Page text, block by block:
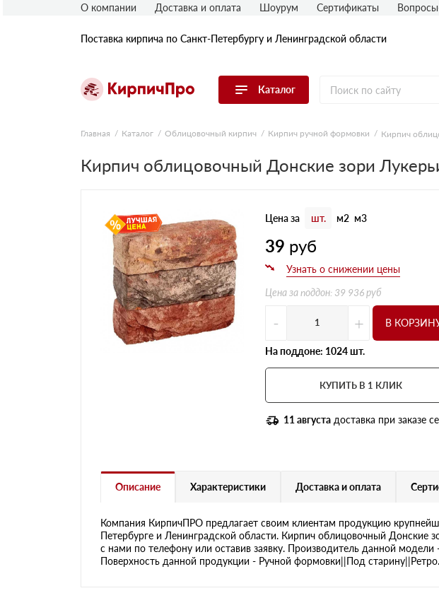
Поставка кирпича по Санкт-Петербургу и Ленинградской области
Каталог
Перейти в каталог
Строительный (рядовой) кирпич
Фасадная плитка, камень, декор
Печной кирпич
Брусчатка и мощение
Кладочные смеси
Рядовой кирпич
Полнотелый
О компании Доставка и оплата Шоурум Сертификаты
Главная Каталог Облицовочный кирпич Кирпич ручной формовки Кирпич
Кирпич облицовочный Донские зори
Цена за шт. м2 м3
39 руб
Цена за поддон: 39 936 руб
- + В
На поддоне: 1024 шт.
КУПИТЬ В 1 КЛИК
11 августа доставка при заказе
Описание Характеристики Доставка и оплата
Компания КирпичПРО предлагает своим клиентам продукцию
Петербурге и Ленинградской области. Кирпич облицовочный Донские
с нами по телефону или оставив заявку. Производитель данной
Поверхность данной продукции - Ручной формовки||Под